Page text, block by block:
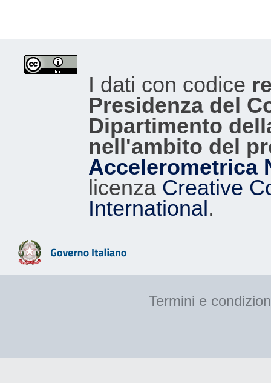
I dati con codice
Presidenza del
Dipartimento
nell'ambito del
Accelerometrica
licenza Creative
International.
Termini e